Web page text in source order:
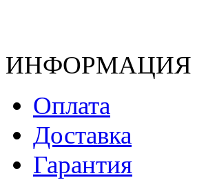
ИНФОРМАЦИЯ
Оплата
Доставка
Гарантия